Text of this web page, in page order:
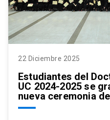
22 Diciembre 2025
Estudiantes del
UC 2024-2025 se
nueva ceremonia